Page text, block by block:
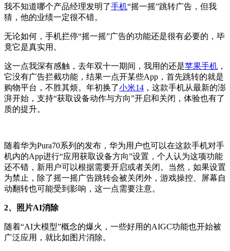
我不知道哪个产品经理发明了手机“摇一摇”跳转广告，但我
猜，他的业绩一定很不错。
无论如何，手机拦停“摇一摇”广告的功能还是很有必要的，毕
竟它是真实用。
这一点我深有感触，去年双十一期间，我用的还是苹果手机 ，
它没有广告拦截功能，结果一点开某些App，首先跳转的就是
购物平台，不胜其烦。年初换了小米14 ，这款手机从最新的澎
湃开始，支持“获取设备动作与方向”开启和关闭，体验也有了
质的提升。
随着华为Pura70系列的发布，华为用户也可以在这款手机对手
机内的App进行“应用获取设备方向”设置，个人认为这项功能
还不错，新用户可以根据需要开启或者关闭。当然，如果设置
为禁止，除了摇一摇广告跳转会被关闭外，游戏操控、屏幕自
动翻转也可能受到影响，这一点需要注意。
2、照片AI消除
随着“AI大模型”概念的爆火，一些好用的AIGC功能也开始被
广泛应用，就比如图片消除。